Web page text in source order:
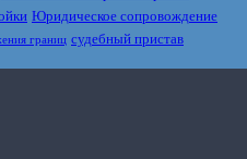
Юридическое сопровождение
границ судебный пристав